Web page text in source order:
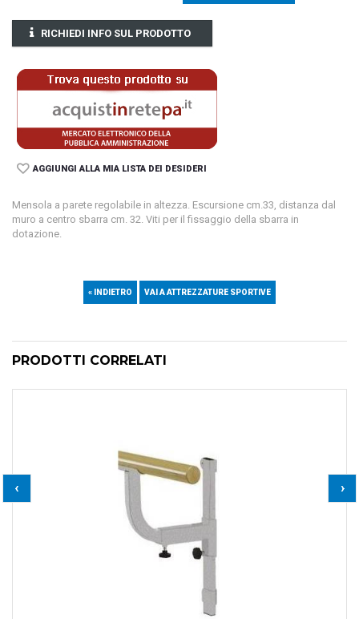
RICHIEDI INFO SUL PRODOTTO
AGGIUNGI ALLA MIA LISTA DEI DESIDERI
Mensola a parete regolabile in altezza. Escursione cm.33, distanza dal
muro a centro sbarra cm. 32. Viti per il fissaggio della sbarra in
dotazione.
« INDIETRO VAI A ATTREZZATURE SPORTIVE
PRODOTTI CORRELATI
‹ ›